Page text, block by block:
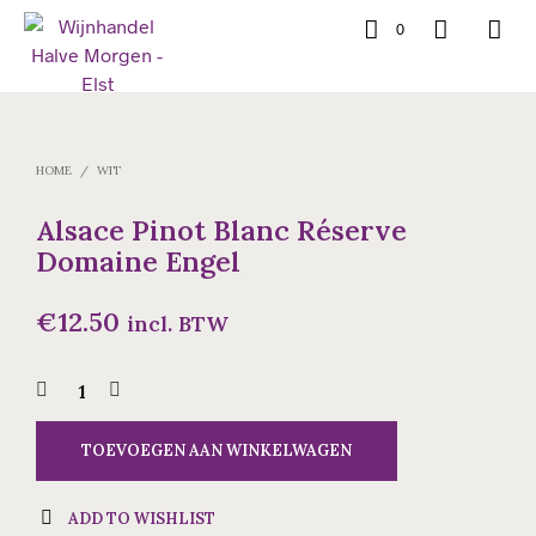
0
HOME / WIT
Alsace Pinot Blanc Réserve
Domaine Engel
€12.50 incl. BTW
TOEVOEGEN AAN WINKELWAGEN
ADD TO WISHLIST